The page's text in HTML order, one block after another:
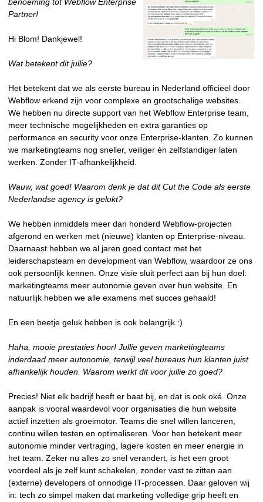
Partner!
Hi Blom! Dankjewel!
Wat betekent dit jullie?
Het betekent dat we als eerste bureau in Nederland officieel door
Webflow erkend zijn voor complexe en grootschalige websites.
We hebben nu directe support van het Webflow Enterprise team,
meer technische mogelijkheden en extra garanties op
performance en security voor onze Enterprise-klanten. Zo kunnen
we marketingteams nog sneller, veiliger én zelfstandiger laten
werken. Zonder IT-afhankelijkheid.
Wauw, wat goed! Waarom denk je dat dit Cut the Code als eerste
Nederlandse agency is gelukt?
We hebben inmiddels meer dan honderd Webflow-projecten
afgerond en werken met (nieuwe) klanten op Enterprise-niveau.
Daarnaast hebben we al jaren goed contact met het
leiderschapsteam en development van Webflow, waardoor ze ons
ook persoonlijk kennen. Onze visie sluit perfect aan bij hun doel:
marketingteams meer autonomie geven over hun website. En
natuurlijk hebben we alle examens met succes gehaald!
En een beetje geluk hebben is ook belangrijk :)
Haha, mooie prestaties hoor! Jullie geven marketingteams
inderdaad meer autonomie, terwijl veel bureaus hun klanten juist
afhankelijk houden. Waarom werkt dit voor jullie zo goed?
Precies! Niet elk bedrijf heeft er baat bij, en dat is ook oké. Onze
aanpak is vooral waardevol voor organisaties die hun website
actief inzetten als groeimotor. Teams die snel willen lanceren,
continu willen testen en optimaliseren. Voor hen betekent meer
autonomie minder vertraging, lagere kosten en meer energie in
het team. Zeker nu alles zo snel verandert, is het een groot
voordeel als je zelf kunt schakelen, zonder vast te zitten aan
(externe) developers of onnodige IT-processen. Daar geloven wij
in: tech zo simpel maken dat marketing volledige grip heeft en